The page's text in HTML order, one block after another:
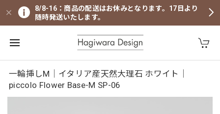
8/8-16：商品の配送はお休みとなります。17日より
随時発送いたします。
一輪挿しM｜イタリア産天然大理石 ホワイト｜
piccolo Flower Base-M SP-06